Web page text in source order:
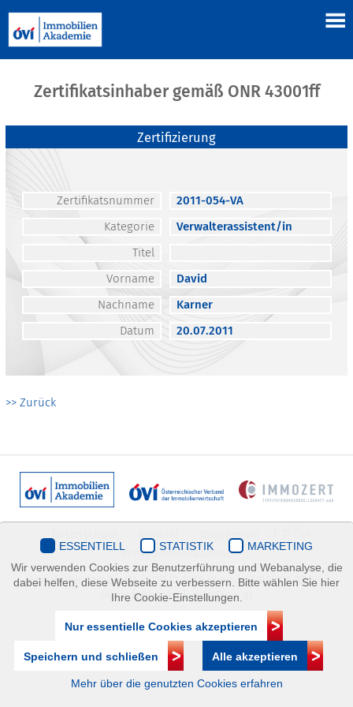
Zertifikatsinhaber gemäß ONR 43001ff
Zertifizierung
Zertifikatsnummer
2011-054-VA
Kategorie
Verwalterassistent/in
Titel
Vorname
David
Nachname
Karner
Datum
20.07.2011
>> Zurück
Immobilienakademie
Mariahilfer Straße 116/2.OG/2 1070 Wien | +43(1)505 32 50 |
immobilienakademie@ovi.at
ESSENTIELL STATISTIK
MARKETING
Wir verwenden Cookies zur Benutzerführung und Webanalyse, die
dabei helfen, diese Webseite zu verbessern. Bitte wählen Sie hier
Ihre Cookie-Einstellungen.
Nur essentielle Cookies akzeptieren
Speichern und schließen Alle akzeptieren
Mehr über die genutzten Cookies erfahren